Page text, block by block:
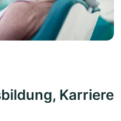
Karriere